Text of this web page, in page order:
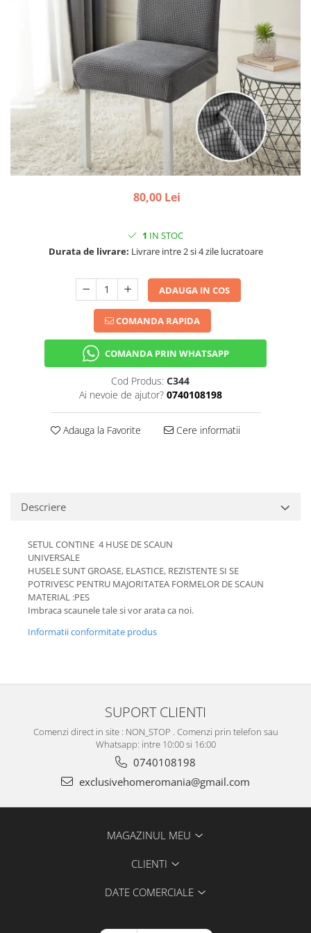
80,00 Lei
1 IN STOC
Durata de livrare: Livrare intre 2 si 4 zile lucratoare
ADAUGA IN COS
COMANDA RAPIDA
COMANDA PRIN WHATSAPP
Cod Produs: C344
Ai nevoie de ajutor? 0740108198
Adauga la Favorite Cere informatii
Descriere
SETUL CONTINE 4 HUSE DE SCAUN
UNIVERSALE
HUSELE SUNT GROASE, ELASTICE, REZISTENTE SI SE
POTRIVESC PENTRU MAJORITATEA FORMELOR DE SCAUN
MATERIAL :PES
Imbraca scaunele tale si vor arata ca noi.
Informatii conformitate produs
SUPORT CLIENTI
Comenzi direct in site : NON_STOP . Comenzi prin telefon sau
Whatsapp: intre 10:00 si 16:00
0740108198
exclusivehomeromania@gmail.com
MAGAZINUL MEU
CLIENTI
DATE COMERCIALE